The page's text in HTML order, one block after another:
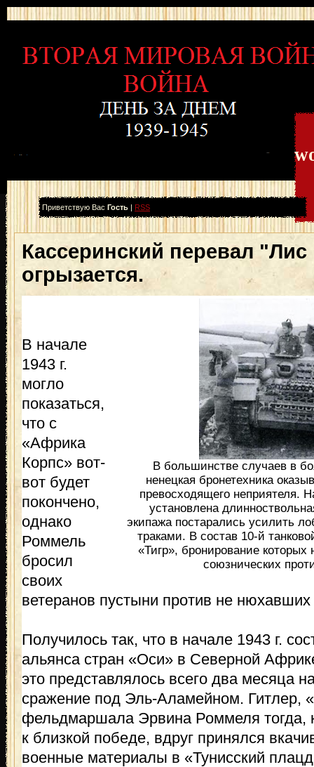
Приветствую Вас Гость | RSS
Кассеринский перевал
огрызается.
В большинстве случаев в
ненецкая бронетехника
превосходящего неприятеля.
установлена
экипажа постарались усилить
траками. В состав 10-й
«Тигр», бронирование
союзнических
В начале
1943 г.
могло
показаться,
что с
«Африка
Корпс» вот-
вот будет
покончено,
однако
Роммель
бросил
своих
ветеранов пустыни против не
Получилось так, что в начале 1943 г.
альянса стран «Оси» в Северной
это представлялось всего два месяца
сражение под Эль-Аламейном. Гитлер,
фельдмаршала Эрвина Роммеля тогда,
к близкой победе, вдруг принялся
военные материалы в «Тунисский